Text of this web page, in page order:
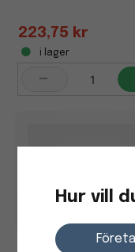
223,75 kr
i lager
-
Grundbok/Dagbok 5
Hur vill